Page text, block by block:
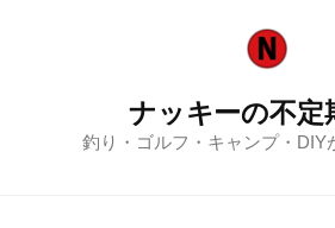
ナッキーの不定
釣り・ゴルフ・キャンプ・DIY